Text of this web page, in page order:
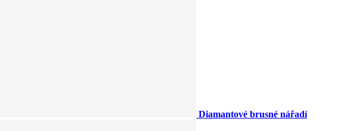
Diamantové brusné nářadí